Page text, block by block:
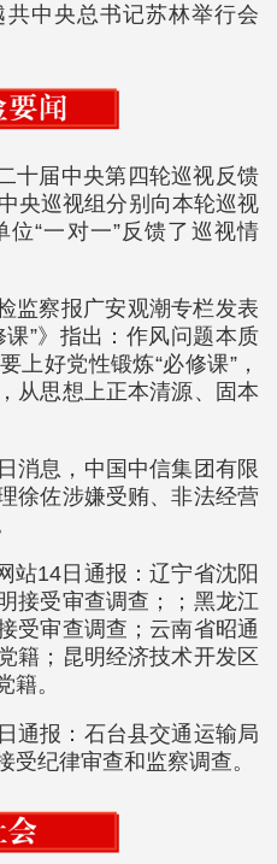
中央总书记苏林举行会
十届中央第四轮巡视反馈
央巡视组分别向本轮巡视
“一对一”反馈了巡视情
监察报广安观潮专栏发表
”》指出：作风问题本质
上好党性锻炼“必修课”，
从思想上正本清源、固本
消息，中国中信集团有限
徐佐涉嫌受贿、非法经营
站14日通报：辽宁省沈阳
接受审查调查；；黑龙江
受审查调查；云南省昭通
籍；昆明经济技术开发区
籍。
通报：石台县交通运输局
受纪律审查和监察调查。